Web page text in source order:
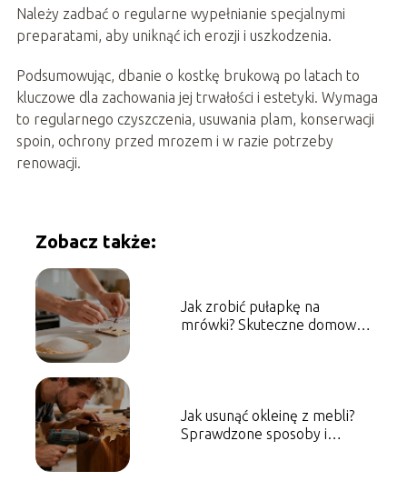
Należy zadbać o regularne wypełnianie specjalnymi
preparatami, aby uniknąć ich erozji i uszkodzenia.
Podsumowując, dbanie o kostkę brukową po latach to
kluczowe dla zachowania jej trwałości i estetyki. Wymaga
to regularnego czyszczenia, usuwania plam, konserwacji
spoin, ochrony przed mrozem i w razie potrzeby
renowacji.
Zobacz także:
Jak zrobić pułapkę na
mrówki? Skuteczne domowe
Jak usunąć okleinę z mebli?
Sprawdzone sposoby i